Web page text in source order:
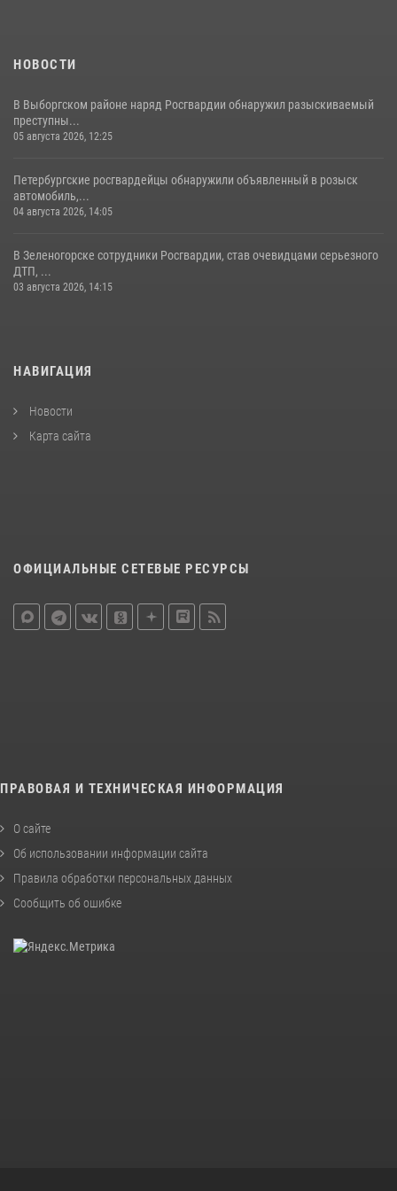
НОВОСТИ
В Выборгском районе наряд Росгвардии обнаружил разыскиваемый
преступны...
05 августа 2026, 12:25
Петербургские росгвардейцы обнаружили объявленный в розыск
автомобиль,...
04 августа 2026, 14:05
В Зеленогорске сотрудники Росгвардии, став очевидцами серьезного
ДТП, ...
03 августа 2026, 14:15
НАВИГАЦИЯ
Новости
Карта сайта
ОФИЦИАЛЬНЫЕ СЕТЕВЫЕ РЕСУРСЫ
ПРАВОВАЯ И ТЕХНИЧЕСКАЯ ИНФОРМАЦИЯ
О сайте
Об использовании информации сайта
Правила обработки персональных данных
Сообщить об ошибке